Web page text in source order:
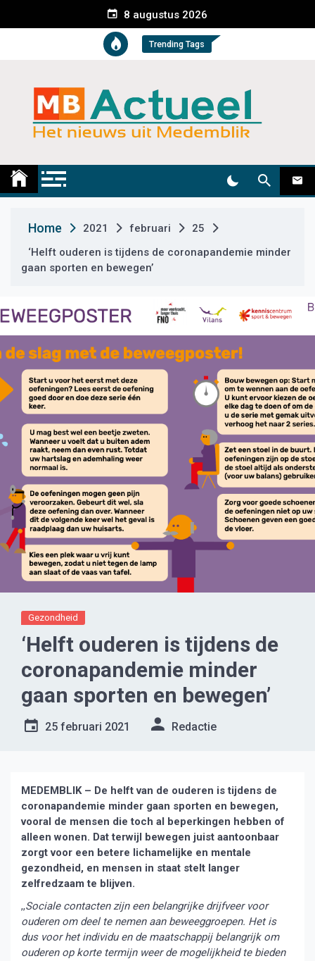
e
t
8 augustus 2026
Trending Tags
Medemblik Actueel
Home 2021 februari
25
‘Helft ouderen is tijdens de coronapandemie minder
gaan sporten en bewegen’
Gezondheid
‘Helft ouderen is tijdens de
coronapandemie minder
gaan sporten en bewegen’
25 februari 2021 Redactie
MEDEMBLIK – De helft van de ouderen is tijdens de
coronapandemie minder gaan sporten en bewegen,
vooral de mensen die toch al beperkingen hebben of
alleen wonen. Dat terwijl bewegen juist aantoonbaar
zorgt voor een betere lichamelijke en mentale
gezondheid, en mensen in staat stelt langer
zelfredzaam te blijven.
,,Sociale contacten zijn een belangrijke drijfveer voor
ouderen om deel te nemen aan beweeggroepen. Het is
dus voor het individu en de maatschappij belangrijk om
ouderen op korte termijn weer de mogelijkheid te bieden